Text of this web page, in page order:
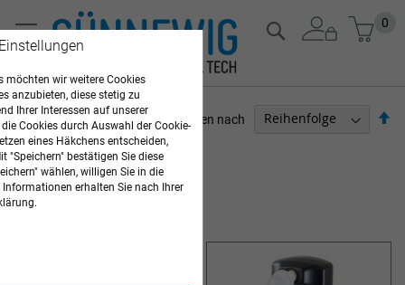
Zum
Inhalt
0
Suche
Artikel1-12von32
Sortieren nach
DIAGNOSTIK & THERAPIE
PFLEGEBEDARF
möchten wir weitere Cookies
anzubieten, diese stetig zu
Ihrer Interessen auf unserer
Cookies durch Auswahl der Cookie-
eines Häkchens entscheiden,
"Speichern" bestätigen Sie diese
wählen, willigen Sie in die
erhalten Sie nach Ihrer